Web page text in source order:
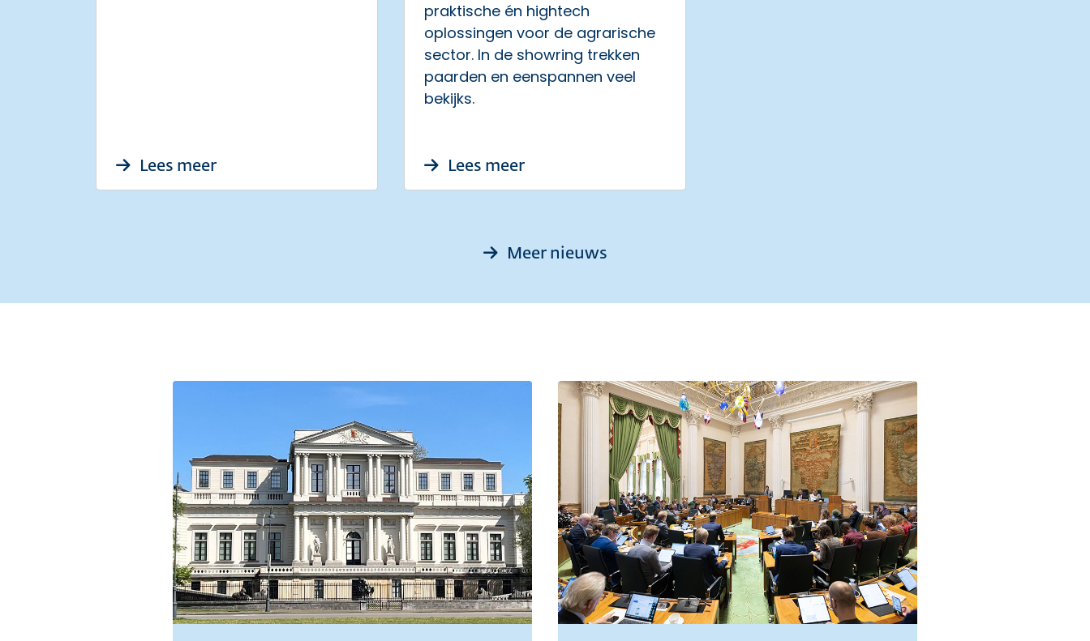
Lees meerover Storing Leimuiderbrug 4 augustus 2026
praktische én hightech
oplossingen voor de agrarische
sector. In de showring trekken
paarden en eenspannen veel
bekijks.
Lees meerover Ontmoeting, innovatie en traditie op Landbouwshow Opmeer
Meer nieuws